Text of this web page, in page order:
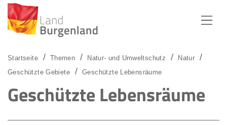
Startseite Themen Natur- und Umweltschutz
Natur
Geschützte Gebiete
Geschützte Lebensräume
Geschützte Lebensräume